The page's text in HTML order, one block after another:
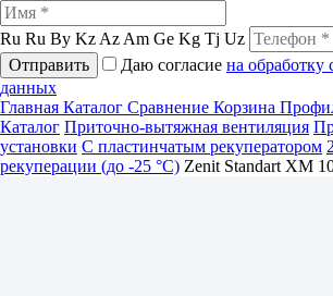
Ru Ru By Kz Az Am Ge Kg Tj Uz
Отправить
Даю согласие на обработку
данных
Главная Каталог Сравнение Корзина
Каталог Приточно-вытяжная вентиляция
установки С пластинчатым рекуператором
рекуперации (до -25 °C) Zenit Standart XM